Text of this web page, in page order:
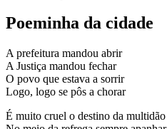
Poeminha da cidade
A prefeitura mandou abrir
A Justiça mandou fechar
O povo que estava a sorrir
Logo, logo se pôs a chorar
É muito cruel o destino da multidão